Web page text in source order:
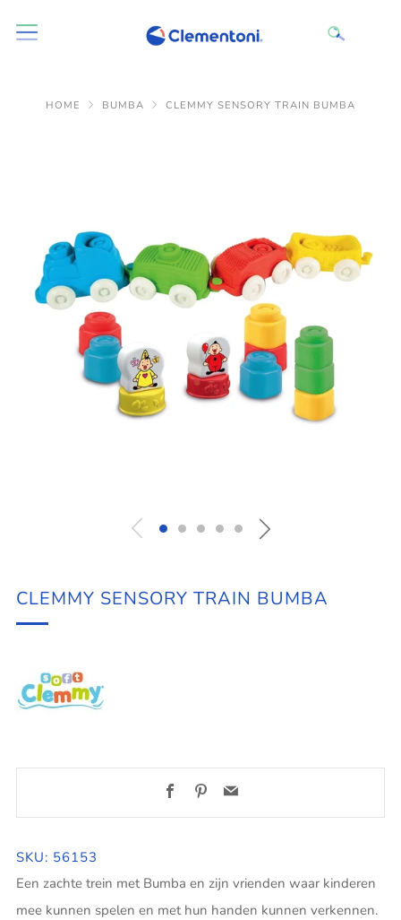
HOME BUMBA CLEMMY SENSORY TRAIN BUMBA
CLEMMY SENSORY TRAIN BUMBA
FacebookPinterest
Email
SKU: 56153
Een zachte trein met Bumba en zijn vrienden waar kinderen
mee kunnen spelen en met hun handen kunnen verkennen.